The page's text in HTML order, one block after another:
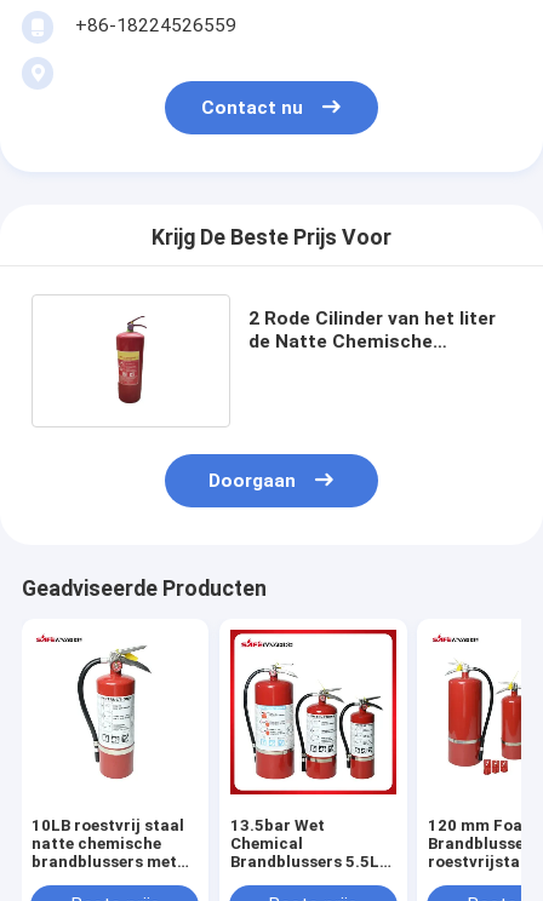
+86-18224526559
Contact nu
Krijg De Beste Prijs Voor
2 Rode Cilinder van het liter
de Natte Chemische
Doorgaan
Geadviseerde Producten
10LB roestvrij staal
natte chemische
brandblussers met
13.5bar Wet
Chemical
Brandblussers 5.5LB
120 mm Foam